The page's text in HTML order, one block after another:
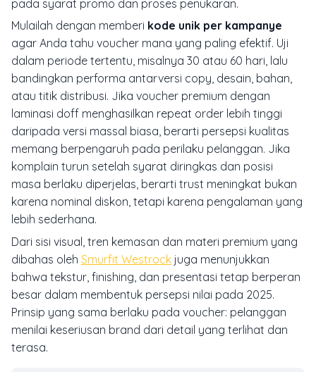
pada syarat promo dan proses penukaran.
Mulailah dengan memberi kode unik per kampanye
agar Anda tahu voucher mana yang paling efektif. Uji
dalam periode tertentu, misalnya 30 atau 60 hari, lalu
bandingkan performa antarversi copy, desain, bahan,
atau titik distribusi. Jika voucher premium dengan
laminasi doff menghasilkan repeat order lebih tinggi
daripada versi massal biasa, berarti persepsi kualitas
memang berpengaruh pada perilaku pelanggan. Jika
komplain turun setelah syarat diringkas dan posisi
masa berlaku diperjelas, berarti trust meningkat bukan
karena nominal diskon, tetapi karena pengalaman yang
lebih sederhana.
Dari sisi visual, tren kemasan dan materi premium yang
dibahas oleh Smurfit Westrock juga menunjukkan
bahwa tekstur, finishing, dan presentasi tetap berperan
besar dalam membentuk persepsi nilai pada 2025.
Prinsip yang sama berlaku pada voucher: pelanggan
menilai keseriusan brand dari detail yang terlihat dan
terasa.